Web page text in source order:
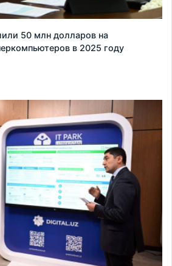
50 млн долларов на
в 2025 году